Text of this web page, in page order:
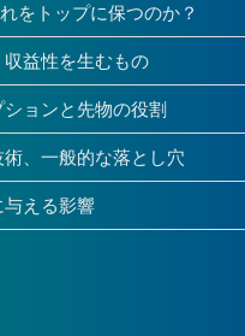
をトップに保つのか？
益性を生むもの
ョンと先物の役割
、一般的な落とし穴
える影響